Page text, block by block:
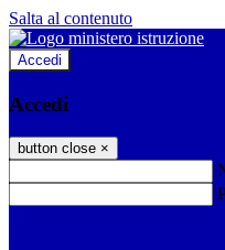
Salta al contenuto
Accedi
Accedi
button close ×